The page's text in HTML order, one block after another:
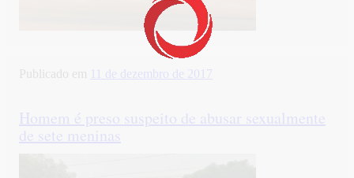
Publicado em 11 de dezembro de 2017
Homem é preso suspeito de abusar sexualmente
de sete meninas